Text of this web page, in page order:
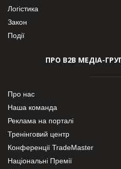
Логістика
Закон
Події
ПРО В2В МЕДІА-
Про нас
Наша команда
Реклама на порталі
Тренінговий центр
Конференції TradeMaster
Національні Премії